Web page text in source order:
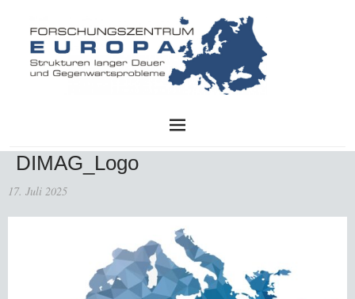
DIMAG_Logo
17. Juli 2025